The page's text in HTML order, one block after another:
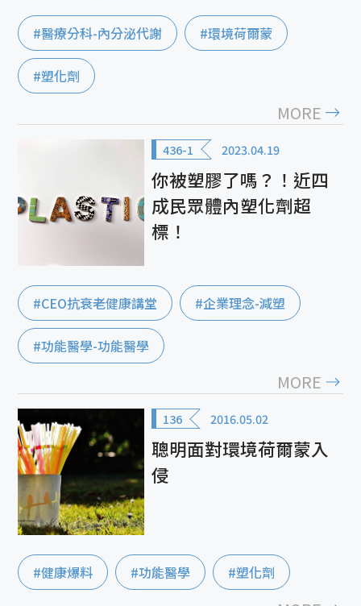
#醫療分科-內分泌代謝 #環境荷爾蒙
#塑化劑
MORE
436-1 2023.04.19
你被塑膠了嗎？！近四
成民眾體內塑化劑超
標！
#CEO抗衰老健康講堂 #企業理念-減塑
#功能醫學-功能醫學
MORE
136 2016.05.02
聰明面對環境荷爾蒙入
侵
#健康爆料 #功能醫學 #塑化劑